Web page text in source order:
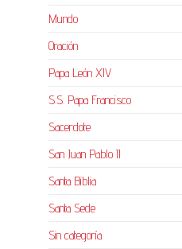
Mundo
Oración
Papa León XIV
S.S. Papa Francisco
Sacerdote
San Juan Pablo II
Santa Biblia
Santa Sede
Sin categoría